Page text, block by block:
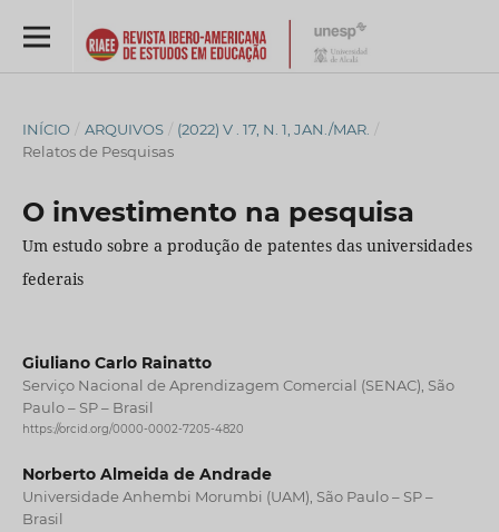
INÍCIO / ARQUIVOS / (2022) V . 17, N. 1, JAN./MAR. /
Relatos de Pesquisas
O investimento na pesquisa
Um estudo sobre a produção de patentes das universidades
federais
Giuliano Carlo Rainatto
Serviço Nacional de Aprendizagem Comercial (SENAC), São
Paulo – SP – Brasil
https://orcid.org/0000-0002-7205-4820
Norberto Almeida de Andrade
Universidade Anhembi Morumbi (UAM), São Paulo – SP –
Brasil